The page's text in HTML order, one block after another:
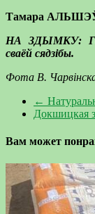
Тамара
НА ЗДЫМКУ:
сваёй сядзібы.
Фота В.
←
Докшицкая
Вам может